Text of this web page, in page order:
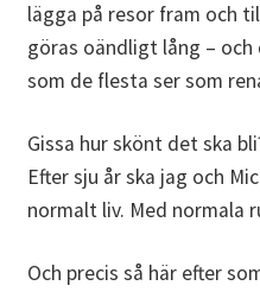
lägga på resor fram och
göras oändligt lång –
som de flesta ser som
Gissa hur skönt det ska
Efter sju år ska jag och
normalt liv. Med normala
Och precis så här efter